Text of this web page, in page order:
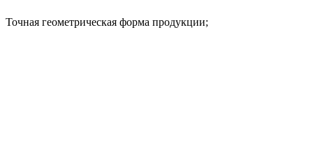
Точная геометрическая форма продукции;